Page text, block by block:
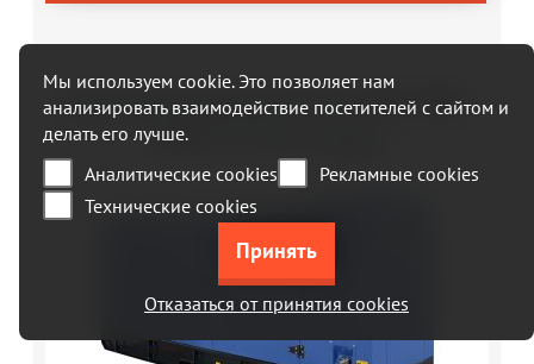
Дизельный генератор ТСС АД-100С-Т400-
1РКМ11 51129 в кожухе
Мы используем cookie. Это позволяет нам
анализировать взаимодействие посетителей с сайтом и
делать его лучше.
Аналитические cookies
Рекламные cookies
Технические cookies
Отказаться от принятия cookies